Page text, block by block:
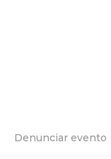
Denunciar evento